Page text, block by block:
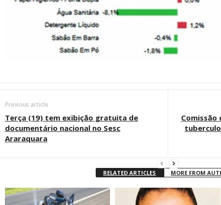
Previous article
Terça (19) tem exibição gratuita de
documentário nacional no Sesc
Araraquara
Comissão
RELATED ARTICLES MORE FROM